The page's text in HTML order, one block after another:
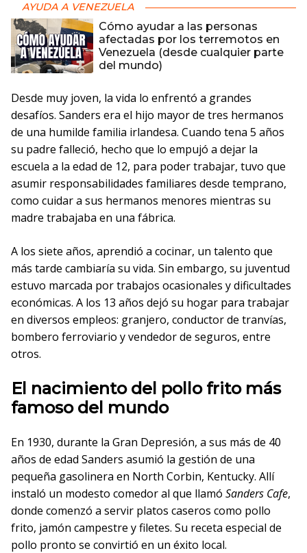
AYUDA A VENEZUELA
Cómo ayudar a las personas
afectadas por los terremotos en
Venezuela (desde cualquier parte
del mundo)
Desde muy joven, la vida lo enfrentó a grandes
desafíos. Sanders era el hijo mayor de tres hermanos
de una humilde familia irlandesa. Cuando tena 5 años
su padre falleció, hecho que lo empujó a dejar la
escuela a la edad de 12, para poder trabajar, tuvo que
asumir responsabilidades familiares desde temprano,
como cuidar a sus hermanos menores mientras su
madre trabajaba en una fábrica.
A los siete años, aprendió a cocinar, un talento que
más tarde cambiaría su vida. Sin embargo, su juventud
estuvo marcada por trabajos ocasionales y dificultades
económicas. A los 13 años dejó su hogar para trabajar
en diversos empleos: granjero, conductor de tranvías,
bombero ferroviario y vendedor de seguros, entre
otros.
El nacimiento del pollo frito más
famoso del mundo
En 1930, durante la Gran Depresión, a sus más de 40
años de edad Sanders asumió la gestión de una
pequeña gasolinera en North Corbin, Kentucky. Allí
instaló un modesto comedor al que llamó Sanders Cafe,
donde comenzó a servir platos caseros como pollo
frito, jamón campestre y filetes. Su receta especial de
pollo pronto se convirtió en un éxito local.